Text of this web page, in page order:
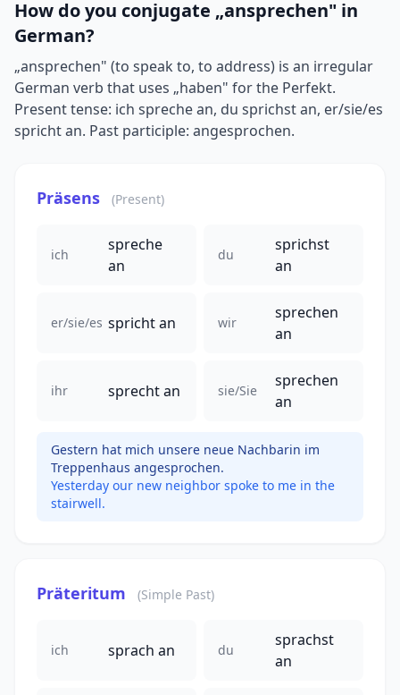
How do you conjugate „ansprechen" in
German?
„ansprechen" (to speak to, to address) is an irregular
German verb that uses „haben" for the Perfekt.
Present tense: ich spreche an, du sprichst an, er/sie/es
spricht an. Past participle: angesprochen.
Präsens (Present)
ich
spreche
an
du
sprichst
an
er/sie/es spricht an wir
sprechen
an
ihr sprecht an sie/Sie
sprechen
an
Gestern hat mich unsere neue Nachbarin im
Treppenhaus angesprochen.
Yesterday our new neighbor spoke to me in the
stairwell.
Präteritum (Simple Past)
ich sprach an du
sprachst
an